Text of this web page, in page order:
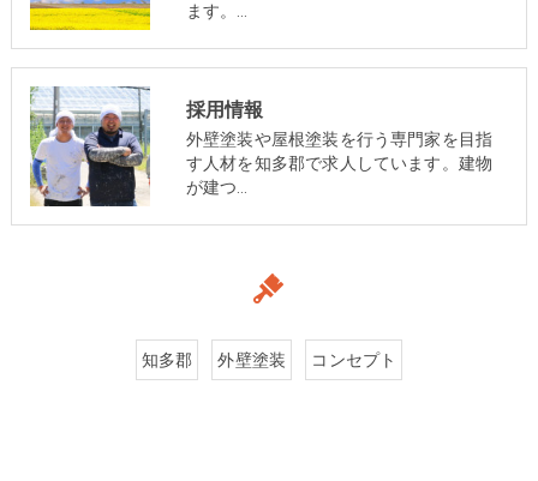
ます。…
採用情報
外壁塗装や屋根塗装を行う専門家を目指
す人材を知多郡で求人しています。建物
が建つ…
知多郡 外壁塗装 コンセプト